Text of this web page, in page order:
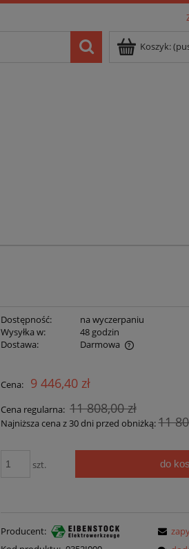
Koszyk:
Dostępność:
na wyczerpaniu
Wysyłka w:
48 godzin
Dostawa:
Darmowa
Cena: 9 446,40 zł
Cena regularna: 11 808,00 zł
Najniższa cena z 30 dni przed obniżką:11
szt. do
Producent: